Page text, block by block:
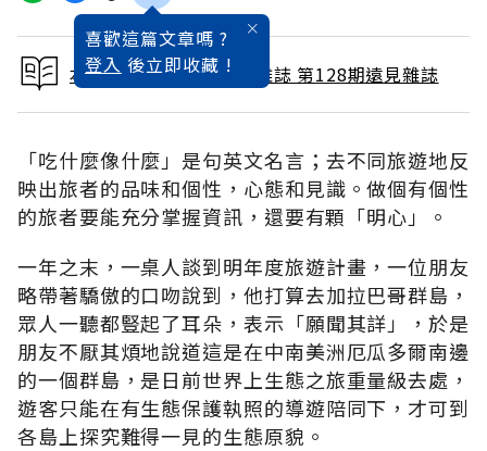
喜歡這篇文章嗎 ?
登入 後立即收藏 !
本文出自 1997 / 2月號雜誌 第128期遠見雜誌
「吃什麼像什麼」是句英文名言；去不同旅遊地反
映出旅者的品味和個性，心態和見識。做個有個性
的旅者要能充分掌握資訊，還要有顆「明心」。
一年之末，一桌人談到明年度旅遊計畫，一位朋友
略帶著驕傲的口吻說到，他打算去加拉巴哥群島，
眾人一聽都豎起了耳朵，表示「願聞其詳」，於是
朋友不厭其煩地說道這是在中南美洲厄瓜多爾南邊
的一個群島，是日前世界上生態之旅重量級去處，
遊客只能在有生態保護執照的導遊陪同下，才可到
各島上探究難得一見的生態原貌。